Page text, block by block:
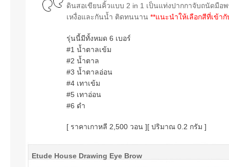
ดินสอเขียนคิ้วแบบ 2 in 1 เป็นแท่งปากกาจับถนัดมือ
เหงื่อและกันน้ำ ติดทนนาน **แนะนำให้เลือกสีที่เข้า
รุ่นนี้มีทั้งหมด 6 เบอร์
#1 น้ำตาลเข้ม
#2 น้ำตาล
#3 น้ำตาลอ่อน
#4 เทาเข้ม
#5 เทาอ่อน
#6 ดำ
[ ราคาเกาหลี 2,500 วอน ][ ปริมาณ 0.2 กรัม ]
Etude House Drawing Eye Brow